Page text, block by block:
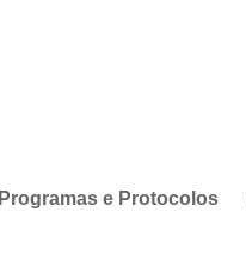
Programas e Protocolos